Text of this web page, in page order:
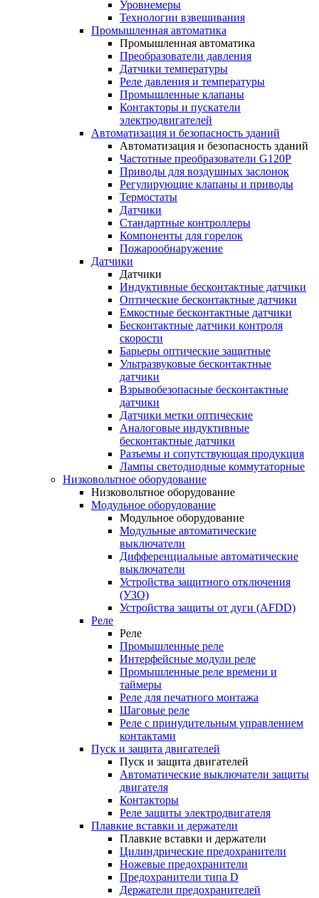
Уровнемеры
Технологии взвешивания
Промышленная автоматика
Промышленная автоматика
Преобразователи давления
Датчики температуры
Реле давления и температуры
Промышленные клапаны
Контакторы и пускатели
электродвигателей
Автоматизация и безопасность зданий
Автоматизация и безопасность зданий
Частотные преобразователи G120P
Приводы для воздушных заслонок
Регулирующие клапаны и приводы
Термостаты
Датчики
Стандартные контроллеры
Компоненты для горелок
Пожарообнаружение
Датчики
Датчики
Индуктивные бесконтактные датчики
Оптические бесконтактные датчики
Емкостные бесконтактные датчики
Бесконтактные датчики контроля
скорости
Барьеры оптические защитные
Ультразвуковые бесконтактные
датчики
Взрывобезопасные бесконтактные
датчики
Датчики метки оптические
Аналоговые индуктивные
бесконтактные датчики
Разъемы и сопутствующая продукция
Лампы светодиодные коммутаторные
Низковольтное оборудование
Низковольтное оборудование
Модульное оборудование
Модульное оборудование
Модульные автоматические
выключатели
Дифференциальные автоматические
выключатели
Устройства защитного отключения
(УЗО)
Устройства защиты от дуги (AFDD)
Реле
Реле
Промышленные реле
Интерфейсные модули реле
Промышленные реле времени и
таймеры
Реле для печатного монтажа
Шаговые реле
Реле с принудительным управлением
контактами
Пуск и защита двигателей
Пуск и защита двигателей
Автоматические выключатели защиты
двигателя
Контакторы
Реле защиты электродвигателя
Плавкие вставки и держатели
Плавкие вставки и держатели
Цилиндрические предохранители
Ножевые предохранители
Предохранители типа D
Держатели предохранителей